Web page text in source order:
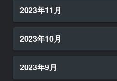
2023年11月
2023年10月
2023年9月